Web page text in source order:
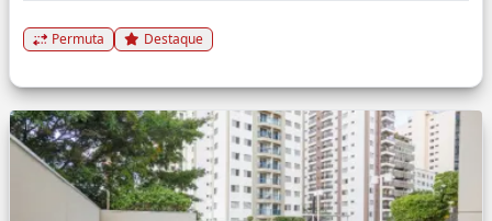
Permuta Destaque